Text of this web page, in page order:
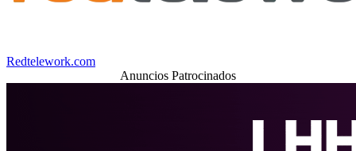
Redtelework.com
Anuncios Patrocinados